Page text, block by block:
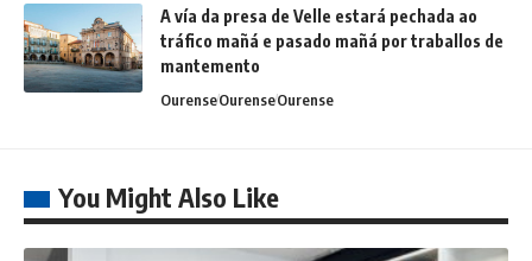
A vía da presa de Velle estará pechada ao
tráfico mañá e pasado mañá por traballos de
mantemento
OurenseOurenseOurense
You Might Also Like